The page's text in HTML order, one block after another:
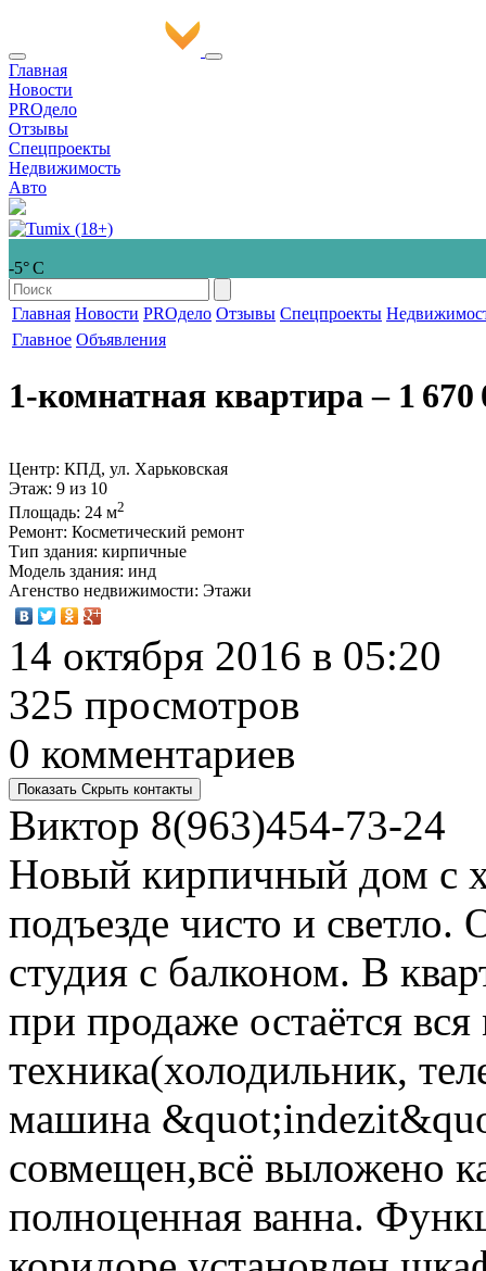
Главная
Новости
PROдело
Отзывы
Спецпроекты
Недвижимость
Авто
-5° С
Главная Новости PROдело Отзывы Спецпроекты
Главное Объявления
1-комнатная квартира‒ 1 670
Центр: КПД, ул. Харьковская
Этаж: 9 из 10
Площадь: 24 м2
Ремонт: Косметический ремонт
Тип здания: кирпичные
Модель здания: инд
Агенство недвижимости: Этажи
14 октября 2016 в 05:20
325 просмотров
0 комментариев
Показать Скрыть контакты
Виктор 8(963)454-73-24
Новый кирпичный дом с
подъезде чисто и светло.
студия с балконом. В
при продаже остаётся
техника(холодильник,
машина
совмещен,всё выложено
полноценная ванна.